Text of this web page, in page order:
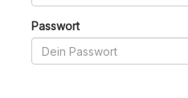
Passwort